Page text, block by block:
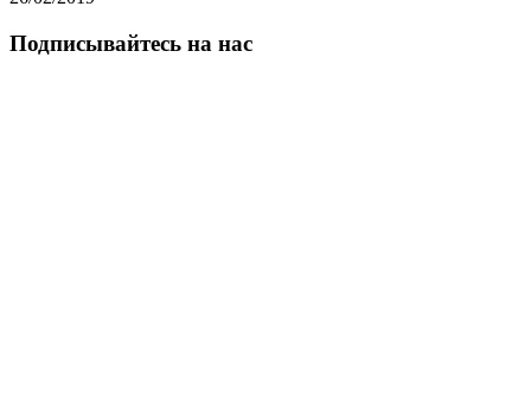
Подписывайтесь на нас